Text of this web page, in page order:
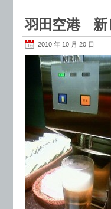
羽田空港 新
2010 年 10 月 20 日